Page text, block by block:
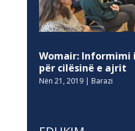
Womair: Informimi
për cilësinë e ajrit
Nën 21, 2019| Barazi